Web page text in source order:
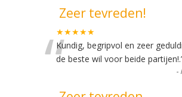
Zeer tevreden!
★★★★★
“Kundig, begripvol en zeer
de beste wil voor beide partijen!.
-